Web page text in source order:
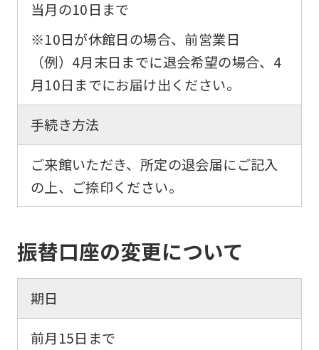
当月の10日まで
※10日が休館日の場合、前営業日
（例）4月末日までに退会希望の場合、4
月10日までにお届け出ください。
手続き方法
ご来館いただき、所定の退会届にご記入
の上、ご捺印ください。
振替口座の変更について
期日
前月15日まで
translation
service,
the
of
this
website
be
translated
so